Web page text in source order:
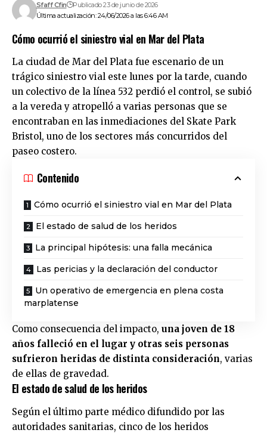
Última actualización: 24/06/2026 a las 6:46 AM
Sfaff Cfin Publicado 23 de junio de 2026
Cómo ocurrió el siniestro vial en Mar del Plata
La ciudad de Mar del Plata fue escenario de un
trágico siniestro vial este lunes por la tarde, cuando
un colectivo de la línea 532 perdió el control, se subió
a la vereda y atropelló a varias personas que se
encontraban en las inmediaciones del Skate Park
Bristol, uno de los sectores más concurridos del
paseo costero.
Contenido
Cómo ocurrió el siniestro vial en Mar del Plata
El estado de salud de los heridos
La principal hipótesis: una falla mecánica
Las pericias y la declaración del conductor
Un operativo de emergencia en plena costa
marplatense
Como consecuencia del impacto, una joven de 18
años falleció en el lugar y otras seis personas
sufrieron heridas de distinta consideración, varias
de ellas de gravedad.
El estado de salud de los heridos
Según el último parte médico difundido por las
autoridades sanitarias, cinco de los heridos